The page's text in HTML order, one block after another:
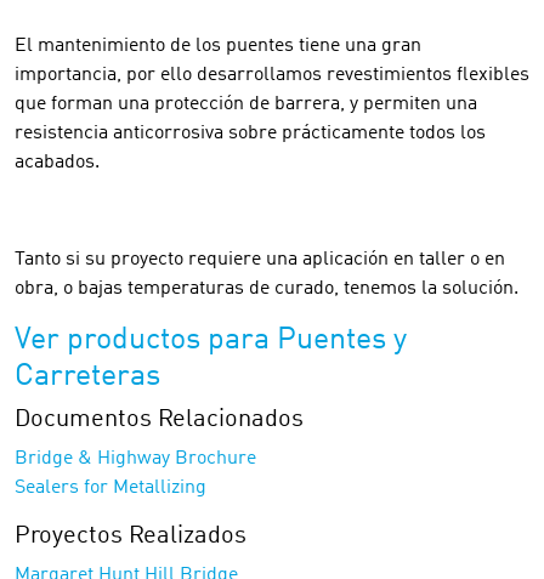
El mantenimiento de los puentes tiene una gran
importancia, por ello desarrollamos revestimientos flexibles
que forman una protección de barrera, y permiten una
resistencia anticorrosiva sobre prácticamente todos los
acabados.
Tanto si su proyecto requiere una aplicación en taller o en
obra, o bajas temperaturas de curado, tenemos la solución.
Ver productos para Puentes y
Carreteras
Documentos Relacionados
Bridge & Highway Brochure
Sealers for Metallizing
Proyectos Realizados
Margaret Hunt Hill Bridge